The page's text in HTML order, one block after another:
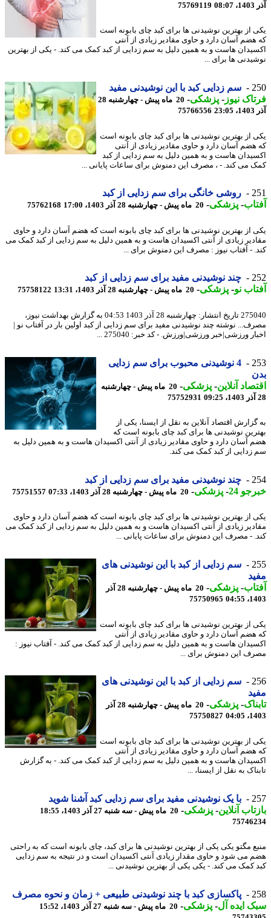
75769119
از بهترین نوشیدنی ها برای کبد چای بابونه است
آسان دارد و حاوی مقادیر زیادی از آنتی
هاست و به همین دلیل به سم زدایی از کبد کمک می کند. - یکی از بهترین
ها برای ...
سم زدایی کبد با این نوشیدنی مفید
نیوز-پزشکی-
20 ماه پیش - چهارشنبه 28
75766556
از بهترین نوشیدنی ها برای کبد چای بابونه است
آسان دارد و حاوی مقادیر زیادی از آنتی
هاست و به همین دلیل به سم زدایی از کبد
می کند. - ، مصرف این دمنوش برای ساعات پایانی ...
روشی خانگی برای سم زدایی از کبد
-پزشکی-20 ماه پیش - چهارشنبه 28 آذر 1403، 17:00 75762168
از بهترین نوشیدنی ها برای کبد چای بابونه است که هضم آسان دارد و حاوی
زیادی از آنتی اکسیدان هاست و به همین دلیل به سم زدایی از کبد کمک می
- آفتاب نیوز : مصرف این دمنوش برای ...
چند نوشیدنی مفید برای سم زدایی از کبد
نو- پزشکی-20 ماه پیش - چهارشنبه 28 آذر 1403، 13:31 75758122
275040 تاریخ انتشار: چهارشنبه 28 آذر 1403 04:53 به گزارش بهداشت نیوز،
نوشته چند نوشیدنی مفید برای سم زدایی از کبد اولین بار در آفتاب نو |
ورزشی|خبر ورزشی|ورزش. - کد خبر: 275040 ...
4 نوشیدنی محبوب برای سم زدایی
آنلاین-پزشکی-
20 ماه پیش - چهارشنبه
75752931
اقتصاد آنلاین به نقل از ایسنا، یکی از
نوشیدنی ها برای کبد چای بابونه است که
آسان دارد و حاوی مقادیر زیادی از آنتی اکسیدان هاست و به همین دلیل به
از کبد کمک می کند.
چند نوشیدنی مفید برای سم زدایی از کبد
24
-پزشکی-20 ماه پیش - چهارشنبه 28 آذر 1403، 07:33 75751557
از بهترین نوشیدنی ها برای کبد چای بابونه است که هضم آسان دارد و حاوی
زیادی از آنتی اکسیدان هاست و به همین دلیل به سم زدایی از کبد کمک می
- مصرف این دمنوش برای ساعات پایانی ...
سم زدایی از کبد با این نوشیدنی های
-پزشکی-
20 ماه پیش - چهارشنبه 28 آذر
75750965
از بهترین نوشیدنی ها برای کبد چای بابونه است
آسان دارد و حاوی مقادیر زیادی از آنتی
هاست و به همین دلیل به سم زدایی از کبد کمک می کند. - آفتاب نیوز :
این دمنوش برای ...
سم زدایی از کبد با این نوشیدنی های
-پزشکی-
20 ماه پیش - چهارشنبه 28 آذر
75750827
از بهترین نوشیدنی ها برای کبد چای بابونه است
آسان دارد و حاوی مقادیر زیادی از آنتی
هاست و به همین دلیل به سم زدایی از کبد کمک می کند. - به گزارش
به نقل از ایسنا، ...
با یک نوشیدنی مفید برای سم زدایی کبد آشنا شوید
آنلاین-پزشکی-20 ماه پیش - سه شنبه 27 آذر 1403، 18:55
مگتو یکی یکی از بهترین نوشیدنی ها برای کبد، چای بابونه است که به راحتی
می شود و حاوی مقدار زیادی آنتی اکسیدان است و در نتیجه به سم زدایی
کمک می کند. - یکی یکی از بهترین نوشیدنی ...
پاکسازی کبد با چند نوشیدنی طبیعی + زمان و نحوه مصرف
ایده آل- پزشکی-20 ماه پیش - سه شنبه 27 آذر 1403، 15:52